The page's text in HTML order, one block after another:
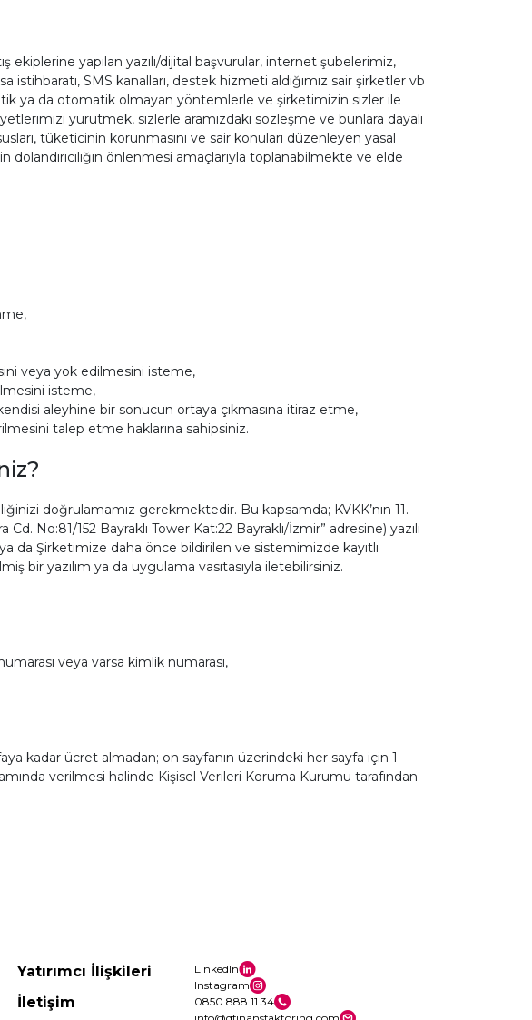
yapılan yazılı/dijital başvurular, internet şubelerimiz,
SMS kanalları, destek hizmeti aldığımız sair şirketler vb
ya da otomatik olmayan yöntemlerle ve şirketimizin sizler ile
yürütmek, sizlerle aramızdaki sözleşme ve bunlara dayalı
tüketicinin korunmasını ve sair konuları düzenleyen yasal
önlenmesi amaçlarıyla toplanabilmekte ve elde
veya yok edilmesini isteme,
isteme,
aleyhine bir sonucun ortaya çıkmasına itiraz etme,
talep etme haklarına sahipsiniz.
doğrulamamız gerekmektedir. Bu kapsamda; KVKK’nın 11.
No:81/152 Bayraklı Tower Kat:22 Bayraklı/İzmir” adresine) yazılı
da Şirketimize daha önce bildirilen ve sistemimizde kayıtlı
bir yazılım ya da uygulama vasıtasıyla iletebilirsiniz.
veya varsa kimlik numarası,
kadar ücret almadan; on sayfanın üzerindeki her sayfa için 1
verilmesi halinde Kişisel Verileri Koruma Kurumu tarafından
Yatırımcı İlişkileri
İletişim
LinkedIn
Instagram
0850 888 11 34